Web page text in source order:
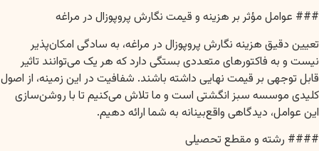
### عوامل مؤثر بر هزینه و قیمت نگارش پروپوزال در مراغه
تعیین دقیق هزینه نگارش پروپوزال در مراغه، به سادگی امکان‌پذیر
نیست و به فاکتورهای متعددی بستگی دارد که هر یک می‌توانند تاثیر
قابل توجهی بر قیمت نهایی داشته باشند. شفافیت در این زمینه، از اصول
کلیدی موسسه سبز انگشتی است و ما تلاش می‌کنیم تا با روشن‌سازی
این عوامل، دیدگاهی واقع‌بینانه به شما ارائه دهیم.
#### رشته و مقطع تحصیلی